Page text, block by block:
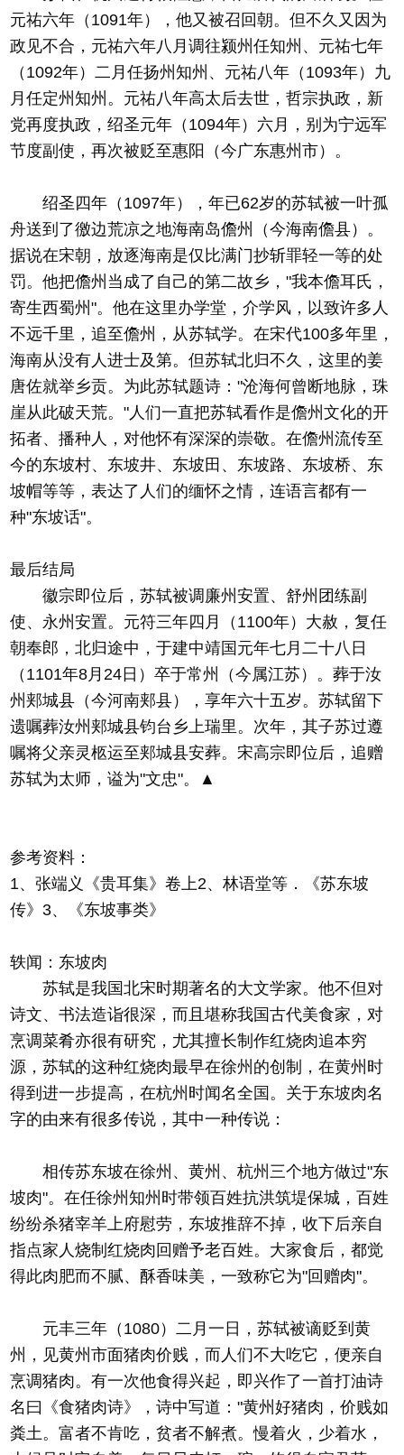
元祐六年（1091年），他又被召回朝。但不久又因为
政见不合，元祐六年八月调往颍州任知州、元祐七年
（1092年）二月任扬州知州、元祐八年（1093年）九
月任定州知州。元祐八年高太后去世，哲宗执政，新
党再度执政，绍圣元年（1094年）六月，别为宁远军
节度副使，再次被贬至惠阳（今广东惠州市）。
绍圣四年（1097年），年已62岁的苏轼被一叶孤
舟送到了徼边荒凉之地海南岛儋州（今海南儋县）。
据说在宋朝，放逐海南是仅比满门抄斩罪轻一等的处
罚。他把儋州当成了自己的第二故乡，"我本儋耳氏，
寄生西蜀州"。他在这里办学堂，介学风，以致许多人
不远千里，追至儋州，从苏轼学。在宋代100多年里，
海南从没有人进士及第。但苏轼北归不久，这里的姜
唐佐就举乡贡。为此苏轼题诗："沧海何曾断地脉，珠
崖从此破天荒。"人们一直把苏轼看作是儋州文化的开
拓者、播种人，对他怀有深深的崇敬。在儋州流传至
今的东坡村、东坡井、东坡田、东坡路、东坡桥、东
坡帽等等，表达了人们的缅怀之情，连语言都有一
种"东坡话"。
最后结局
徽宗即位后，苏轼被调廉州安置、舒州团练副
使、永州安置。元符三年四月（1100年）大赦，复任
朝奉郎，北归途中，于建中靖国元年七月二十八日
（1101年8月24日）卒于常州（今属江苏）。葬于汝
州郏城县（今河南郏县），享年六十五岁。苏轼留下
遗嘱葬汝州郏城县钧台乡上瑞里。次年，其子苏过遵
嘱将父亲灵柩运至郏城县安葬。宋高宗即位后，追赠
苏轼为太师，谥为"文忠"。▲
参考资料：
1、张端义《贵耳集》卷上2、林语堂等．《苏东坡
传》3、《东坡事类》
轶闻：东坡肉
苏轼是我国北宋时期著名的大文学家。他不但对
诗文、书法造诣很深，而且堪称我国古代美食家，对
烹调菜肴亦很有研究，尤其擅长制作红烧肉追本穷
源，苏轼的这种红烧肉最早在徐州的创制，在黄州时
得到进一步提高，在杭州时闻名全国。关于东坡肉名
字的由来有很多传说，其中一种传说：
相传苏东坡在徐州、黄州、杭州三个地方做过"东
坡肉"。在任徐州知州时带领百姓抗洪筑堤保城，百姓
纷纷杀猪宰羊上府慰劳，东坡推辞不掉，收下后亲自
指点家人烧制红烧肉回赠予老百姓。大家食后，都觉
得此肉肥而不腻、酥香味美，一致称它为"回赠肉"。
元丰三年（1080）二月一日，苏轼被谪贬到黄
州，见黄州市面猪肉价贱，而人们不大吃它，便亲自
烹调猪肉。有一次他食得兴起，即兴作了一首打油诗
名曰《食猪肉诗》，诗中写道："黄州好猪肉，价贱如
粪土。富者不肯吃，贫者不解煮。慢着火，少着水，